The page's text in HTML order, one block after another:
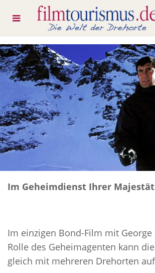
Im Geheimdienst Ihrer Majestät
Im einzigen Bond-Film mit George
Rolle des Geheimagenten kann
gleich mit mehreren Drehorten